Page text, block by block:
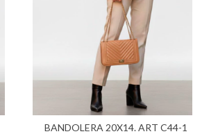
BANDOLERA 20X14. ART C44-1